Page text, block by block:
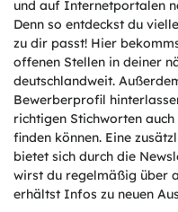
und auf Internetportalen
Denn so entdeckst du
zu dir passt! Hier
offenen Stellen in deiner
deutschlandweit.
Bewerberprofil
richtigen Stichworten
finden können. Eine
bietet sich durch die
wirst du regelmäßig über
erhältst Infos zu neuen